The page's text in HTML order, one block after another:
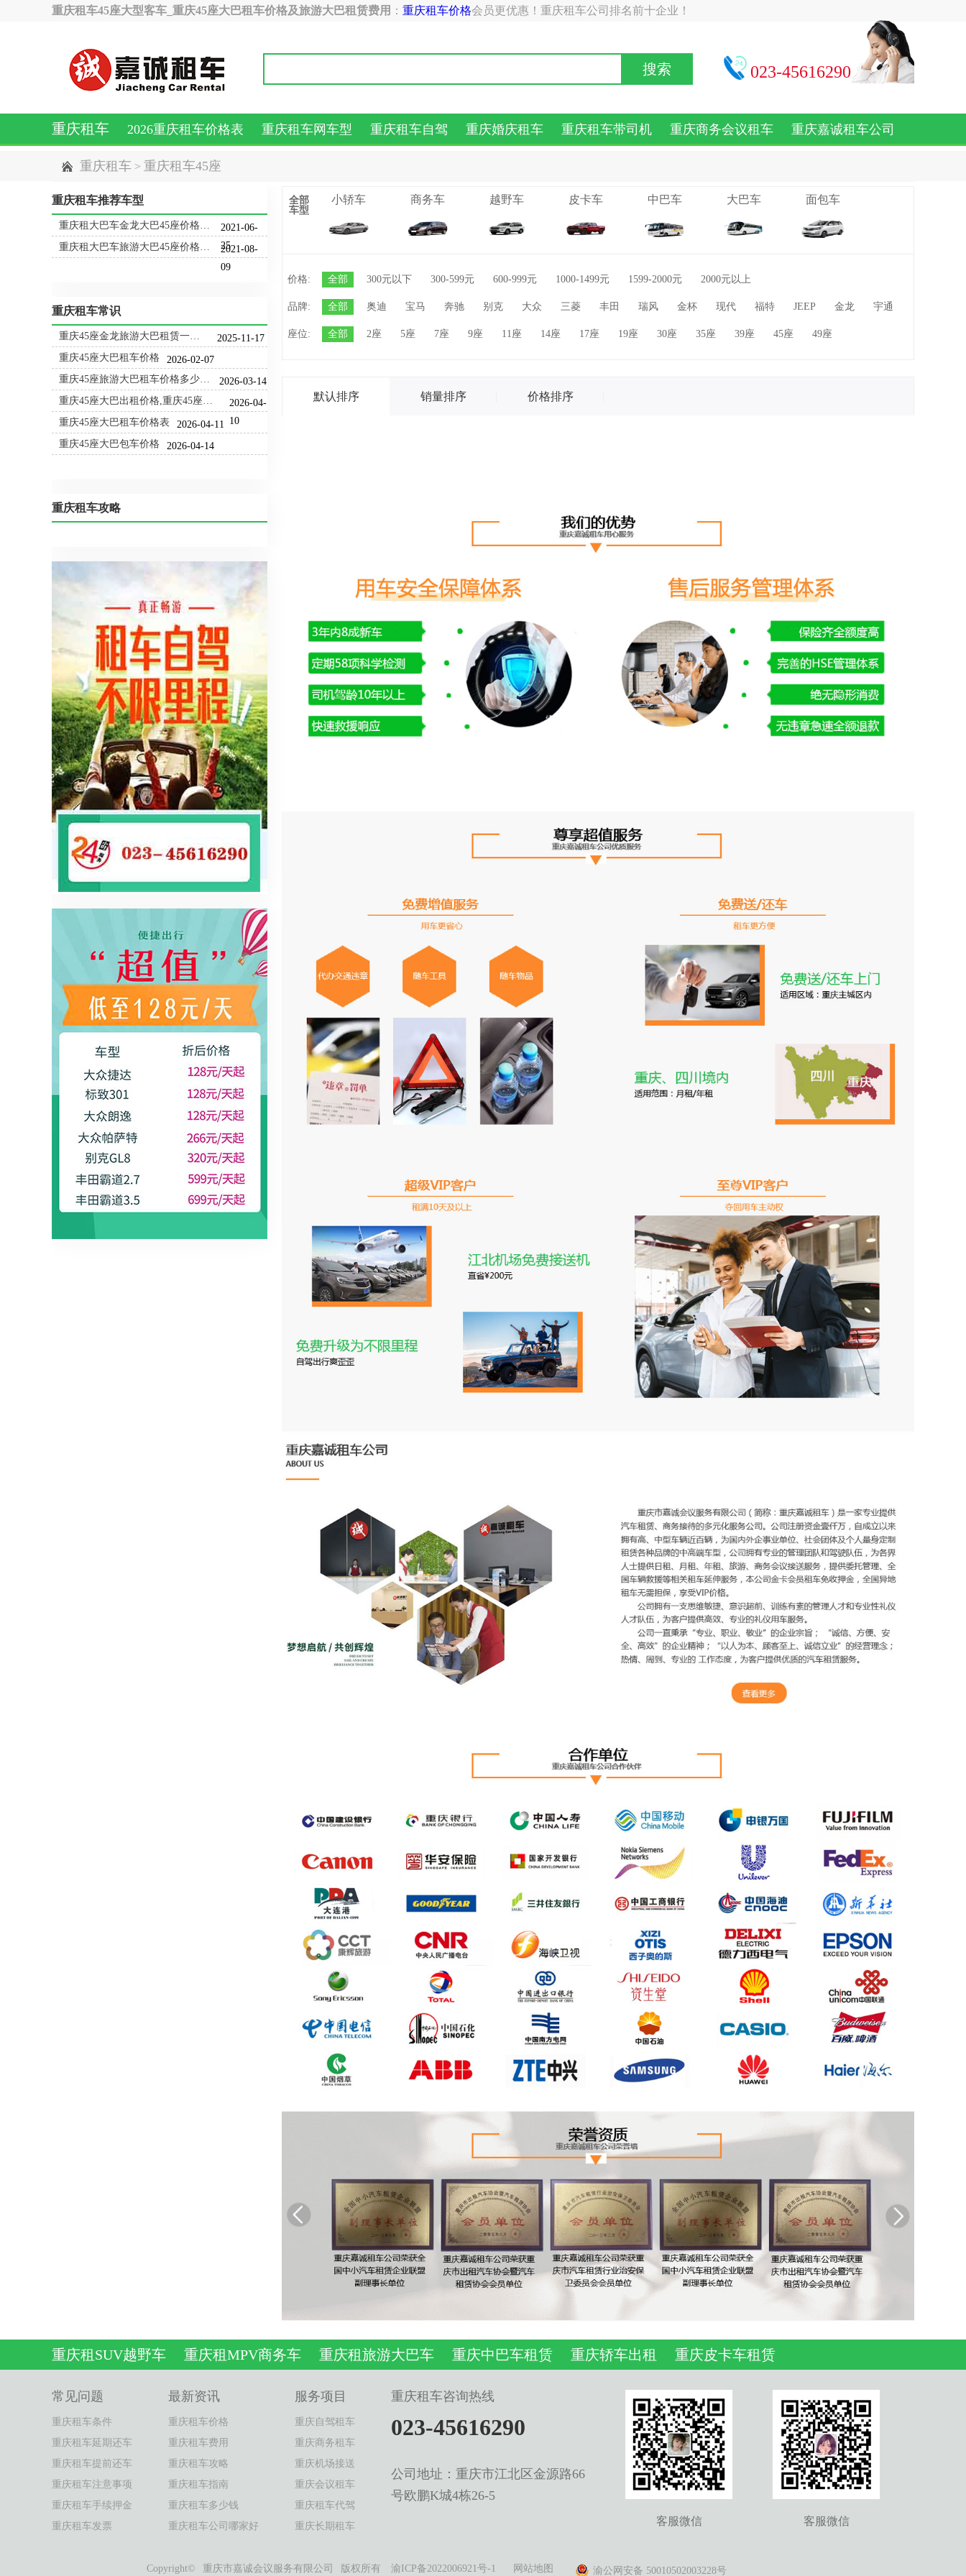
重庆租车45座大型客车_重庆45座大巴租车价格及旅游大巴租赁费用 ： 重庆租车价格会员更优惠！重庆租车公司排名前十企业！
搜索 023-45616290
重庆租车 2026重庆租车价格表 重庆租车网车型 重庆租车自驾 重庆婚庆租车 重庆租车带司机 重庆商务会议租车 重庆嘉诚租车公司
重庆租车 > 重庆租车45座
全部
车型
小轿车 商务车 越野车 皮卡车 中巴车 大巴车 面包车
价格: 全部 300元以下 300-599元 600-999元 1000-1499元 1599-2000元 2000元以上
品牌: 全部 奥迪 宝马 奔驰 别克 大众 三菱 丰田 瑞风 金杯 现代 福特 JEEP 金龙 宇通
座位: 全部 2座 5座 7座 9座 11座 14座 17座 19座 30座 35座 39座 45座 49座
默认排序 销量排序 价格排序
重庆租车推荐车型
重庆租大巴车金龙大巴45座价格费用多少钱
2021-06-
25
重庆租大巴车旅游大巴45座价格费用多少钱
2021-08-
09
重庆租车常识
重庆45座金龙旅游大巴租赁一天多少钱
2025-11-17
重庆45座大巴租车价格
2026-02-07
重庆45座旅游大巴租车价格多少钱一天？
2026-03-14
重庆45座大巴出租价格,重庆45座大巴租赁一天多少钱？
2026-04-
10
重庆45座大巴租车价格表
2026-04-11
重庆45座大巴包车价格
2026-04-14
重庆租车攻略
重庆租SUV越野车 重庆租MPV商务车 重庆租旅游大巴车 重庆中巴车租赁 重庆轿车出租 重庆皮卡车租赁
常见问题
重庆租车条件
重庆租车延期还车
重庆租车提前还车
重庆租车注意事项
重庆租车手续押金
重庆租车发票
最新资讯
重庆租车价格
重庆租车费用
重庆租车攻略
重庆租车指南
重庆租车多少钱
重庆租车公司哪家好
服务项目
重庆自驾租车
重庆商务租车
重庆机场接送
重庆会议租车
重庆租车代驾
重庆长期租车
重庆租车咨询热线
023-45616290
公司地址：重庆市江北区金源路66
号欧鹏K城4栋26-5
客服微信 客服微信
Copyright© 重庆市嘉诚会议服务有限公司 版权所有 渝ICP备2022006921号-1 网站地图 渝公网安备 50010502003228号